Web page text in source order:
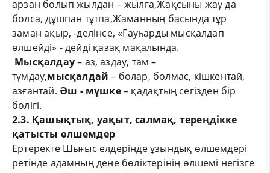
арзан болып жылдан – жылға,Жақсыны жау да
болса, дұшпан тұтпа,Жаманның басында тұр
заман ақыр, -делінсе, «Гауһарды мысқалдап
өлшейді» - дейді қазақ мақалында.
Мысқалдау– аз, аздау, там –
тұмдау,мысқалдай – болар, болмас, кішкентай,
азғантай. Әш - мүшке– қадақтың сегізден бір
бөлігі.
2.3. Қашықтық, уақыт, салмақ, тереңдікке
қатысты өлшемдер
Ертеректе Шығыс елдерінде ұзындық өлшемдері
ретінде адамның дене бөліктерінің өлшемі негізге